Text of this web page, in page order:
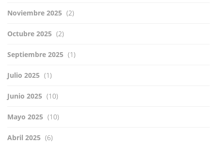
Noviembre 2025 (2)
Octubre 2025 (2)
Septiembre 2025 (1)
Julio 2025 (1)
Junio 2025 (10)
Mayo 2025 (10)
Abril 2025 (6)